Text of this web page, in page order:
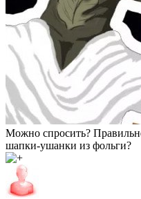
Можно спросить?
шапки-ушанки из фольги?